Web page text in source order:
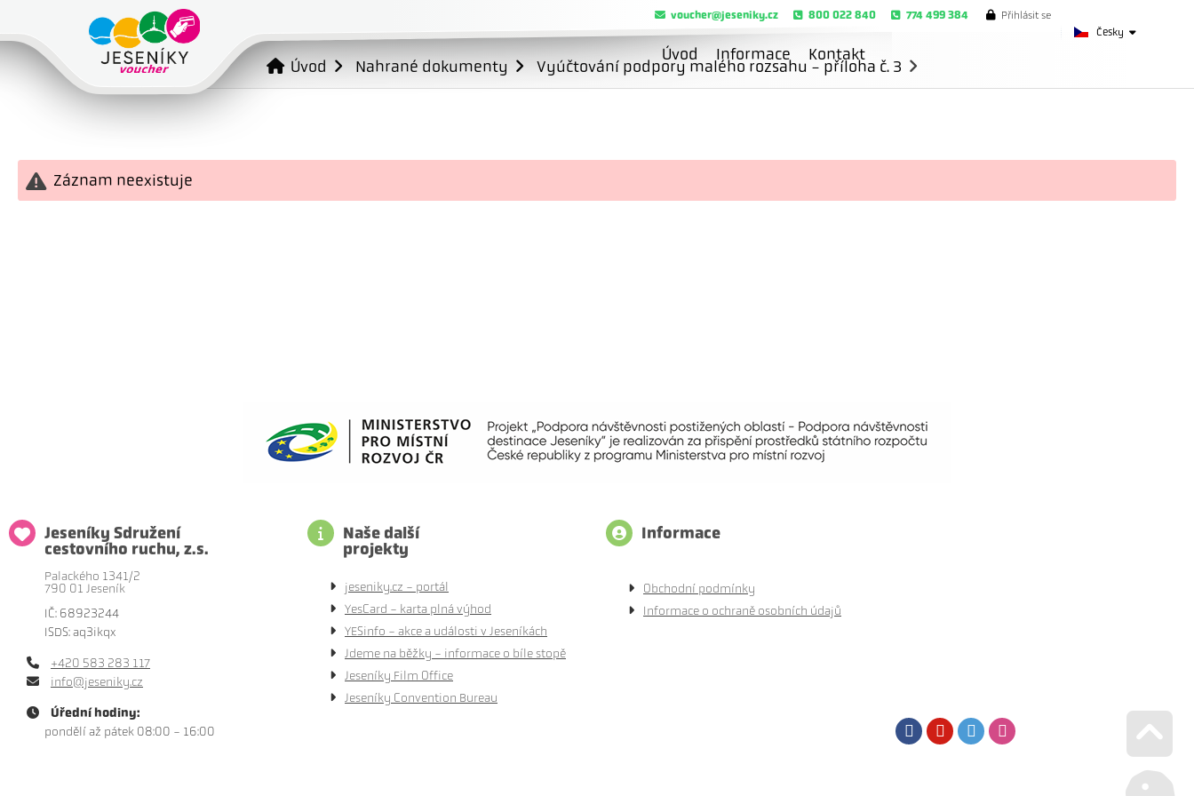
Česky
voucher@jeseniky.cz 800 022 840 774 499 384 Přihlásit se
Úvod Informace Kontakt
Úvod Nahrané dokumenty Vyúčtování podpory malého rozsahu - příloha č. 3
Záznam neexistuje
Jeseníky Sdružení
cestovního ruchu, z.s.
Palackého 1341/2
790 01 Jeseník
IČ: 68923244
ISDS: aq3ikqx
+420 583 283 117
info@jeseniky.cz
Úřední hodiny:
pondělí až pátek 08:00 - 16:00
Naše další
projekty
jeseniky.cz - portál
YesCard - karta plná výhod
YESinfo - akce a události v Jeseníkách
Jdeme na běžky - informace o bíle stopě
Jeseníky Film Office
Jeseníky Convention Bureau
Informace
Obchodní podmínky
Informace o ochraně osobních údajů
FacebookYoutubeTwitter
Go